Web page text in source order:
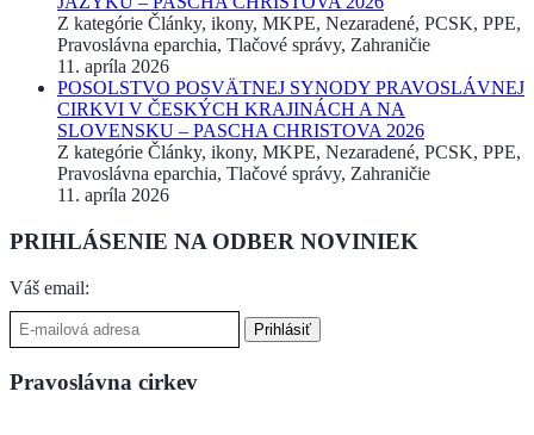
Z kategórie Články, ikony, MKPE, Nezaradené, PCSK, PPE,
Pravoslávna eparchia, Tlačové správy, Zahraničie
11. apríla 2026
POSOLSTVO POSVÄTNEJ SYNODY PRAVOSLÁVNEJ
CIRKVI V ČESKÝCH KRAJINÁCH A NA
SLOVENSKU – PASCHA CHRISTOVA 2026
Z kategórie Články, ikony, MKPE, Nezaradené, PCSK, PPE,
Pravoslávna eparchia, Tlačové správy, Zahraničie
11. apríla 2026
PRIHLÁSENIE NA ODBER NOVINIEK
Váš email:
Pravoslávna cirkev